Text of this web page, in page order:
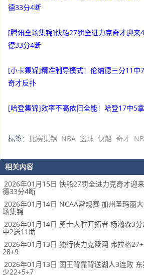
德33分4断
[腾讯全场集锦]快船27罚全进力克奇才迎来
德33分4断
[小卡集锦]精准制导模式！伦纳德三分11中
奇才反扑
[哈登集锦]效率不高依旧全能！哈登17中5
标签： 比赛集锦 NBA 篮球 快船 奇才
相关内容
2026年01月15日 快船27罚全进力克奇才迎
德33分4断
2026年01月14日 NCAA常规赛 加州圣玛丽
场集锦
2026年01月14日 勇士大胜开拓者 杨瀚森3
中2送11助
2026年01月13日 独行侠力克篮网 弗拉格
28+9
2026年01月13日 国王背靠背送湖人3连败
少22+5+7